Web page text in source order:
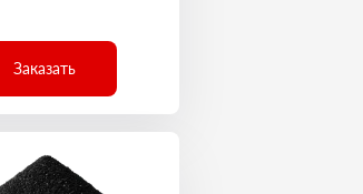
Заказать